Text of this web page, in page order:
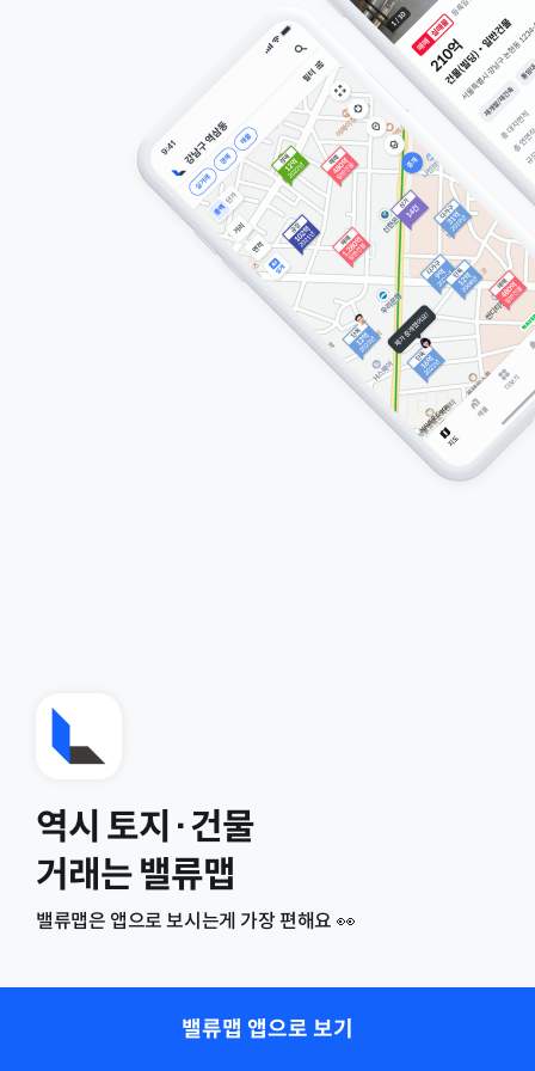
역시 토지·건물
거래는 밸류맵
밸류맵은 앱으로 보시는게 가장 편해요 👀
밸류맵 앱으로 보기